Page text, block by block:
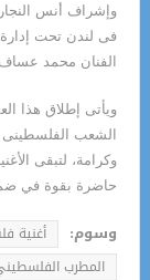
وإشراف أنس
فى لندن تحت إدارة
الفنان محمد عساف
الشعب الفلسطينى
وكرامة، لتبقى
حاضرة بقوة في
وسوم:
أغنية
المطرب